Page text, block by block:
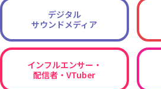
デジタル
サウンドメディア
インフルエンサー・
配信者・VTuber